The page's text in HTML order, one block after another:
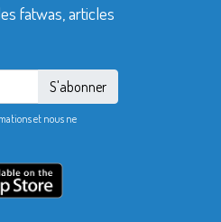
fatwas, articles
S'abonner
et nous ne